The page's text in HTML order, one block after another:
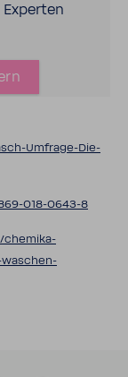
Experten
Umfrage-Die-
​018-0643-8
chemi­ka­